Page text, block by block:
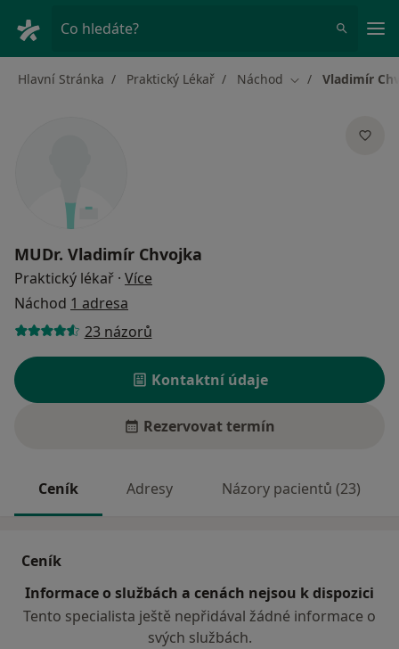
Co hledáte?
Hlavní Stránka Praktický Lékař Náchod Změna města
Vladimír
MUDr. Vladimír Chvojka
Praktický lékař · Více
Náchod 1 adresa
23 názorů
Kontaktní údaje
Rezervovat termín
Ceník Adresy Názory pacientů (23)
Ceník
Informace o službách a cenách nejsou k dispozici
Tento specialista ještě nepřidával žádné informace o
svých službách.